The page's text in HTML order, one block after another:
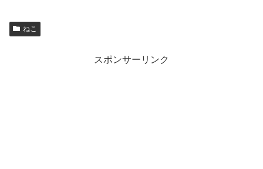
ねこ
スポンサーリンク